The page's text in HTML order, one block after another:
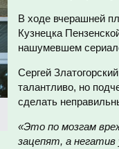
В ходе вчерашней
Кузнецка
нашумевшем
Сергей
талантливо, но
сделать
«Это по мозгам
зацепят, а